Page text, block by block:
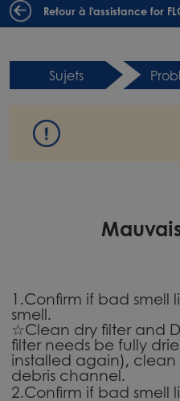
Retour à l'assistance for
Sujets
1.Confirm if bad smell
smell.
☆Clean dry filter and
filter needs be fully
installed again),
debris channel.
2.Confirm if bad smell